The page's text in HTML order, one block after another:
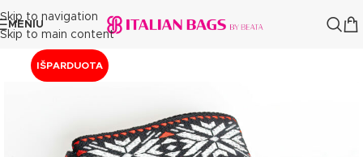
Skip to navigation
Skip to main content
MENIU
IŠPARDUOTA